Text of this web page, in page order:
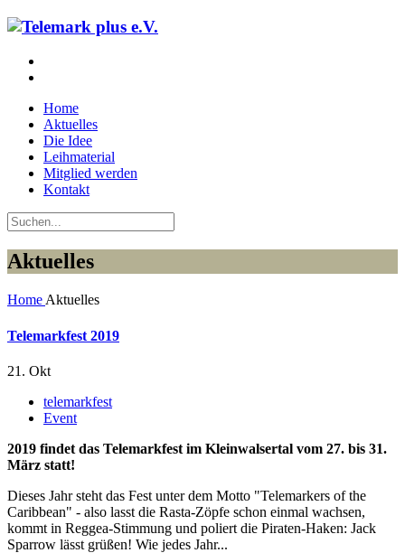
Home
Aktuelles
Die Idee
Leihmaterial
Mitglied werden
Kontakt
Aktuelles
Home Aktuelles
Telemarkfest 2019
21. Okt
telemarkfest
Event
2019 findet das Telemarkfest im Kleinwalsertal vom 27. bis 31.
März statt!
Dieses Jahr steht das Fest unter dem Motto "Telemarkers of the
Caribbean" - also lasst die Rasta-Zöpfe schon einmal wachsen,
kommt in Reggea-Stimmung und poliert die Piraten-Haken: Jack
Sparrow lässt grüßen! Wie jedes Jahr...